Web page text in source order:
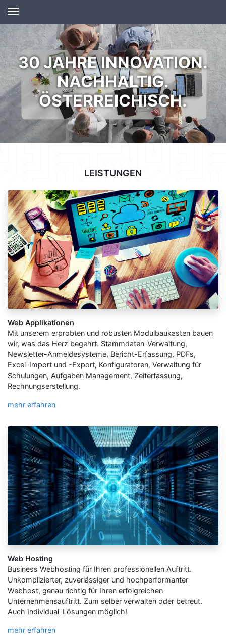
30 JAHRE INNOVATION.
NACHHALTIG.
ÖSTERREICHISCH.
LEISTUNGEN
Web Applikationen
Mit unserem erprobten und robusten Modulbaukasten bauen
wir, was das Herz begehrt. Stammdaten-Verwaltung,
Newsletter-Anmeldesysteme, Bericht-Erfassung, PDFs,
Excel-Import und -Export, Konfiguratoren, Verwaltung für
Schulungen, Aufgaben Management, Zeiterfassung,
Rechnungserstellung.
mehr erfahren
Web Hosting
Business Webhosting für Ihren professionellen Auftritt.
Unkomplizierter, zuverlässiger und hochperformanter
Webhost, genau richtig für Ihren erfolgreichen
Unternehmensauftritt. Zum selber verwalten oder betreut.
Auch Individual-Lösungen möglich!
mehr erfahren